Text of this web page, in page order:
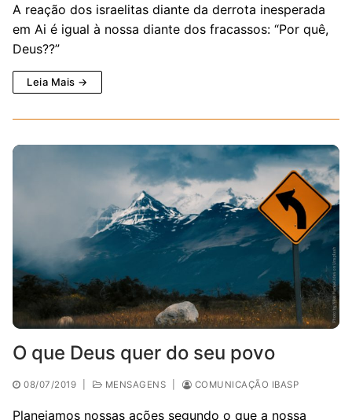
A reação dos israelitas diante da derrota inesperada
em Ai é igual à nossa diante dos fracassos: “Por quê,
Deus??”
Leia Mais →
O que Deus quer do seu povo
08/07/2019 MENSAGENS COMUNICAÇÃO IBASP
Planejamos nossas ações segundo o que a nossa